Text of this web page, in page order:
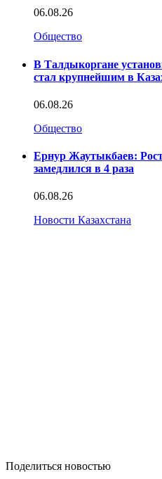
06.08.26
Общество
В Талдыкоргане
стал крупнейшим в
06.08.26
Общество
Ернур Жаутыкбаев:
замедлился в 4 раза
06.08.26
Новости Казахстана
Поделиться новостью